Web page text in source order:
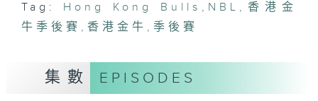
Tag: Hong Kong Bulls , NBL , 香港金
牛季後賽 , 香港金牛 , 季後賽
集數 EPISODES